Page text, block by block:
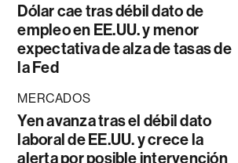
Dólar cae tras débil dato de
empleo en EE.UU. y menor
expectativa de alza de tasas de
la Fed
MERCADOS
Yen avanza tras el débil dato
laboral de EE.UU. y crece la
alerta por posible intervención